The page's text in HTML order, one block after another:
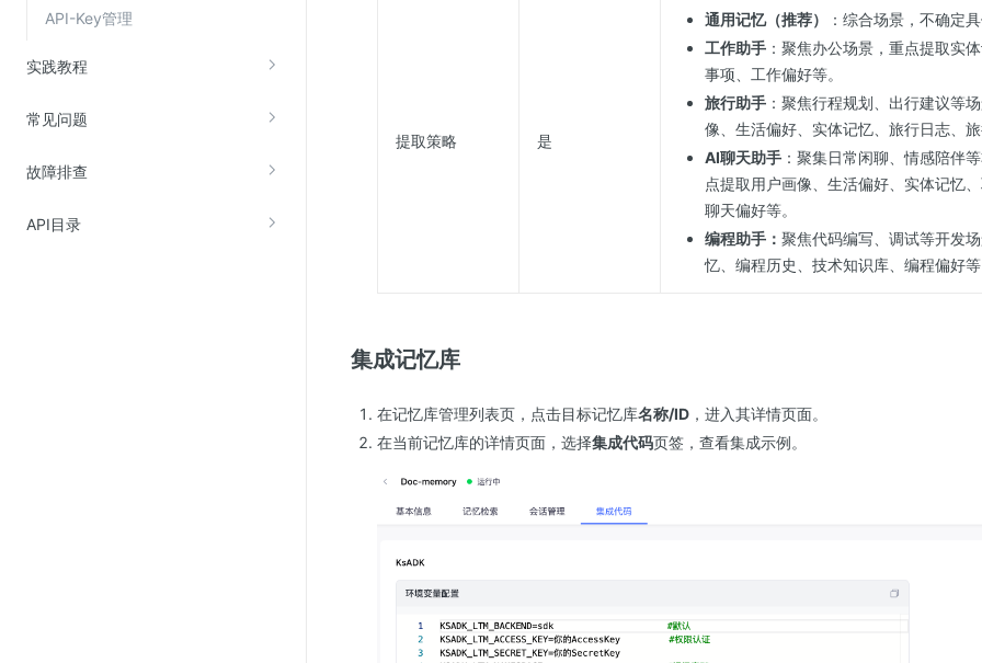
API-Key管理
实践教程
常见问题
故障排查
API目录
提取策略 是
通用记忆（推荐）
：综合场景，不确定
工作助手 ：聚焦办公场景，重点提取实
事项、工作偏好等。
旅行助手 ：聚焦行程规划、出行建议等
像、生活偏好、实体记忆、旅行日志、
AI聊天助手 ：聚集日常闲聊、情感陪伴
点提取用户画像、生活偏好、实体记忆
聊天偏好等。
编程助手： 聚焦代码编写、调试等开发
忆、编程历史、技术知识库、编程偏好
集成记忆库
在记忆库管理列表页，点击目标记忆库名称/ID ，进入其详情页面。
在当前记忆库的详情页面，选择集成代码页签，查看集成示例。